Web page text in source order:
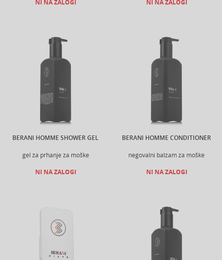
NI NA ZALOGI NI NA ZALOGI
BERANI HOMME SHOWER GEL
gel za prhanje za moške
NI NA ZALOGI
BERANI HOMME CONDITIONER
negovalni balzam za moške
NI NA ZALOGI